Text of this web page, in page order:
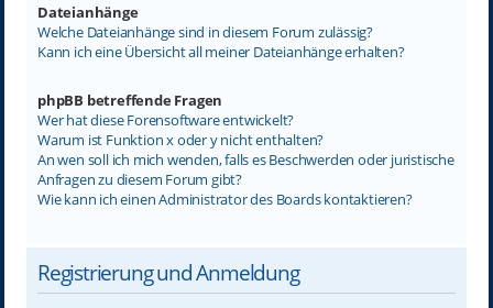
Dateianhänge
Welche Dateianhänge sind in diesem Forum zulässig?
Kann ich eine Übersicht all meiner Dateianhänge erhalten?
phpBB betreffende Fragen
Wer hat diese Forensoftware entwickelt?
Warum ist Funktion x oder y nicht enthalten?
An wen soll ich mich wenden, falls es Beschwerden oder juristische
Anfragen zu diesem Forum gibt?
Wie kann ich einen Administrator des Boards kontaktieren?
Registrierung und Anmeldung